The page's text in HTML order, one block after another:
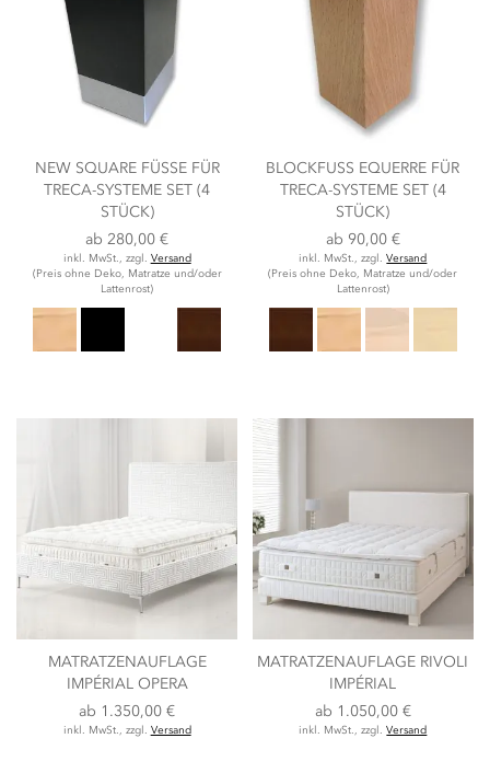
NEW SQUARE FÜSSE FÜR T
RECA-SYSTEME SET (4 S
TÜCK)
ab280,00 €
inkl. MwSt., zzgl. Versand
(Preis ohne Deko, Matratze und/oder
Lattenrost)
BLOCKFUSS EQUERRE FÜR T
RECA-SYSTEME SET (4 S
TÜCK)
ab 90,00 €
inkl. MwSt., zzgl.Versand
(Preis ohne Deko, Matratze und/oder
Lattenrost)
MATRATZENAUFLAGE
IMPÉRIAL OPERA
ab 1.350,00 €
inkl. MwSt., zzgl. Versand
MATRATZENAUFLAGE RIVOLI
IMPÉRIAL
ab 1.050,00 €
inkl. MwSt., zzgl.Versand